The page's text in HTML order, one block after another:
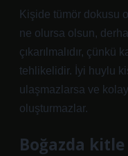
Kişide tümör dokusu
ne olursa olsun,
çıkarılmalıdır,
tehlikelidir. İyi huylu
ulaşmazlarsa ve
oluşturmazlar.
Boğazda